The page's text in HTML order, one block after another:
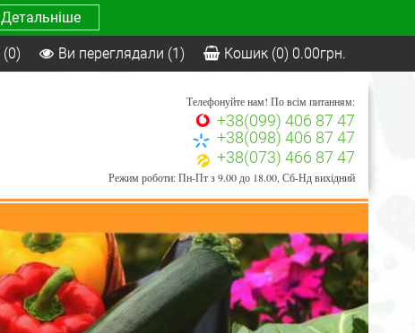
Детальніше
(0) Ви переглядали (1) Кошик (0) 0.00грн.
Телефонуйте нам! По всім питанням:
+38(099) 406 87 47
+38(098) 406 87 47
+38(073) 466 87 47
Режим роботи: Пн-Пт з 9.00 до 18.00, Сб-Нд вихідний